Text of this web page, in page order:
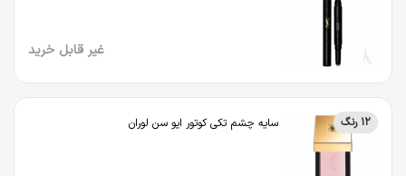
غیر قابل خرید
12 رنگ سایه چشم تکی کوتور ایو سن لوران